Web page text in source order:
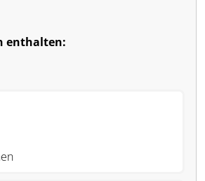
enthalten: